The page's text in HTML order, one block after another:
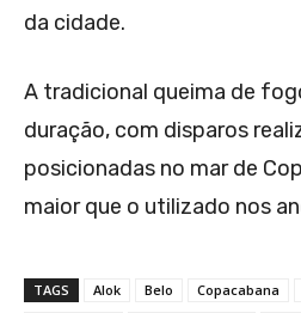
da cidade.
A tradicional queima de
duração, com disparos
posicionadas no mar de
maior que o utilizado nos
TAGS Alok Belo Copacabana